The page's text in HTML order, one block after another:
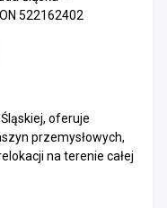
522162402
oferuje
przemysłowych,
na terenie całej